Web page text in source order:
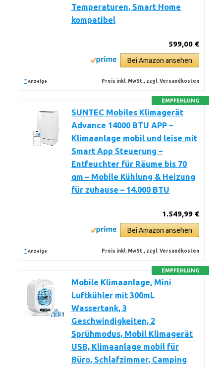
Temperaturen, Smart Home
kompatibel
599,00 €
Bei Amazon ansehen
* Anzeige Preis inkl. MwSt., zzgl. Versandkosten
EMPFEHLUNG
SUNTEC Mobiles Klimagerät
Advance 14000 BTU APP –
Klimaanlage mobil und leise mit
Smart App Steuerung –
Entfeuchter für Räume bis 70
qm – Mobile Kühlung & Heizung
für zuhause – 14.000 BTU
1.549,99 €
Bei Amazon ansehen
* Anzeige Preis inkl. MwSt., zzgl. Versandkosten
EMPFEHLUNG
Mobile Klimaanlage, Mini
Luftkühler mit 300mL
Wassertank, 3
Geschwindigkeiten, 2
Sprühmodus, Mobil Klimagerät
USB, Klimaanlage mobil für
Büro, Schlafzimmer, Camping